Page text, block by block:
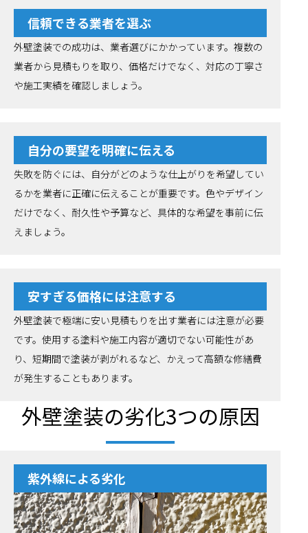
信頼できる業者を選ぶ
外壁塗装での成功は、業者選びにかかっています。複数の
業者から見積もりを取り、価格だけでなく、対応の丁寧さ
や施工実績を確認しましょう。
自分の要望を明確に伝える
失敗を防ぐには、自分がどのような仕上がりを希望してい
るかを業者に正確に伝えることが重要です。色やデザイン
だけでなく、耐久性や予算など、具体的な希望を事前に伝
えましょう。
安すぎる価格には注意する
外壁塗装で極端に安い見積もりを出す業者には注意が必要
です。使用する塗料や施工内容が適切でない可能性があ
り、短期間で塗装が剥がれるなど、かえって高額な修繕費
が発生することもあります。
外壁塗装の劣化3つの原因
紫外線による劣化